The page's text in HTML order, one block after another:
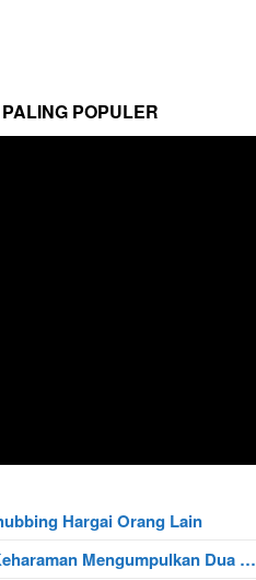
POPULER
Hargai Orang Lain
Mengumpulkan Dua …